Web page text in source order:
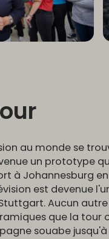
au monde se
un prototype
à Johannesburg
est devenue
Aucun
que la tour
souabe